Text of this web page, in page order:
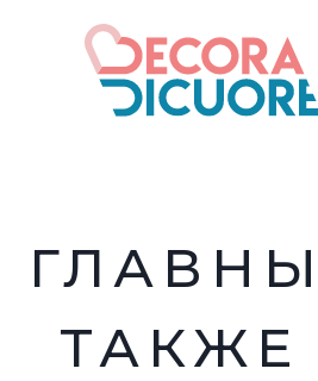
contenido